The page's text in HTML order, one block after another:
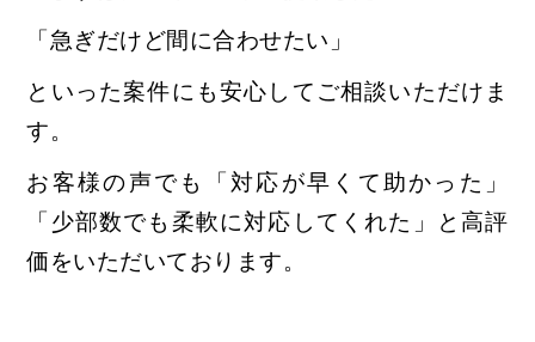
「急ぎだけど間に合わせたい」
といった案件にも安心してご相談いただけま
す。
お客様の声でも「対応が早くて助かった」
「少部数でも柔軟に対応してくれた」と高評
価をいただいております。